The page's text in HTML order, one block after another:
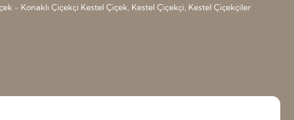
- Konaklı Çiçekçi Kestel Çiçek, Kestel Çiçekçi, Kestel Çiçekçiler